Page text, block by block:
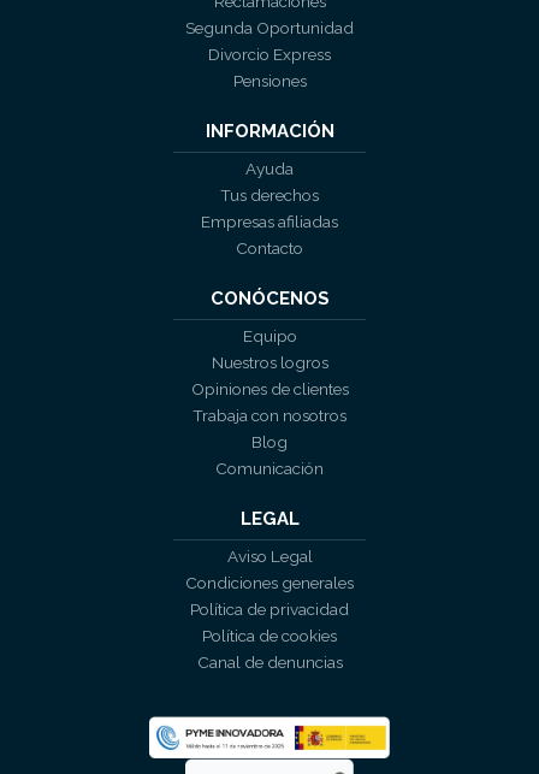
Segunda Oportunidad
Divorcio Express
Pensiones
INFORMACIÓN
Ayuda
Tus derechos
Empresas afiliadas
Contacto
CONÓCENOS
Equipo
Nuestros logros
Opiniones de clientes
Trabaja con nosotros
Blog
Comunicación
LEGAL
Aviso Legal
Condiciones generales
Política de privacidad
Política de cookies
Canal de denuncias